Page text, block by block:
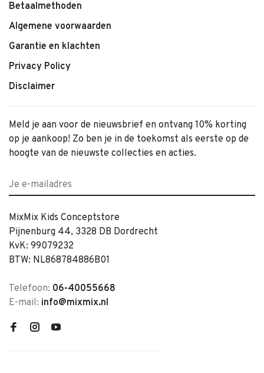
Betaalmethoden
Algemene voorwaarden
Garantie en klachten
Privacy Policy
Disclaimer
Meld je aan voor de nieuwsbrief en ontvang 10% korting
op je aankoop! Zo ben je in de toekomst als eerste op de
hoogte van de nieuwste collecties en acties.
MixMix Kids Conceptstore
Pijnenburg 44, 3328 DB Dordrecht
KvK: 99079232
BTW: NL868784886B01
Telefoon: 06-40055668
E-mail: info@mixmix.nl